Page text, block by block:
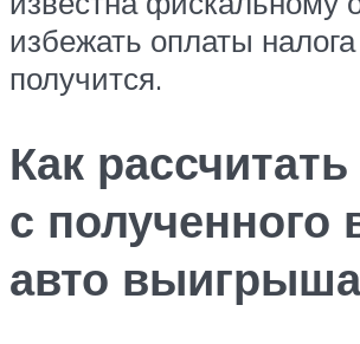
избежать оплаты
получится.
Как
с полученного
авто выигрыша